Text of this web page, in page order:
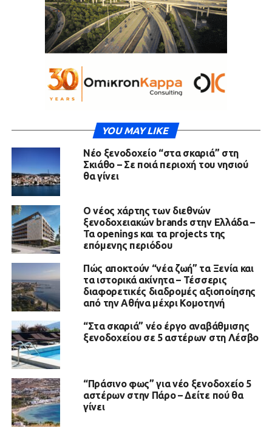
YOU MAY LIKE
Νέο ξενοδοχείο “στα σκαριά” στη
Σκιάθο – Σε ποιά περιοχή του νησιού
θα γίνει
Ο νέος χάρτης των διεθνών
ξενοδοχειακών brands στην Ελλάδα –
Τα openings και τα projects της
επόμενης περιόδου
Πώς αποκτούν “νέα ζωή” τα Ξενία και
τα ιστορικά ακίνητα – Τέσσερις
διαφορετικές διαδρομές αξιοποίησης
από την Αθήνα μέχρι Κομοτηνή
“Στα σκαριά” νέο έργο αναβάθμισης
ξενοδοχείου σε 5 αστέρων στη Λέσβο
“Πράσινο φως” για νέο ξενοδοχείο 5
αστέρων στην Πάρο – Δείτε πού θα
γίνει